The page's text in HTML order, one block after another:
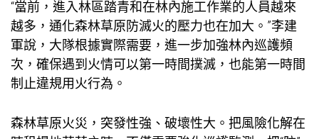
“當前，進入林區踏青和在林內施工作業的人員越來
越多，通化森林草原防滅火的壓力也在加大。”李建
軍說，大隊根據實際需要，進一步加強林內巡護頻
次，確保遇到火情可以第一時間撲滅，也能第一時間
制止違規用火行為。
森林草原火災，突發性強、破壞性大。把風險化解在